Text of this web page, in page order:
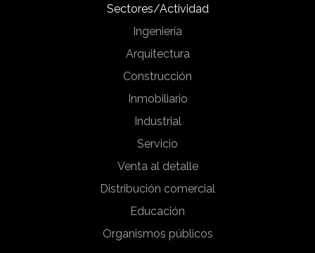
Sectores/Actividad
Ingeniería
Arquitectura
Construcción
Inmobiliario
Industrial
Servicio
Venta al detalle
Distribución comercial
Educación
Organismos públicos